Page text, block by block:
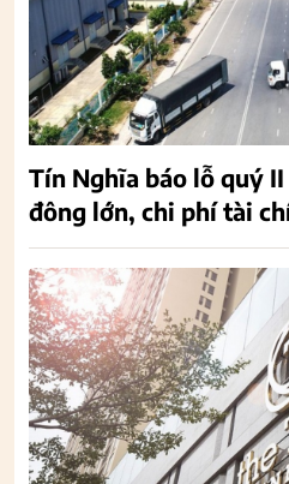
Tín Nghĩa báo lỗ quý
đông lớn, chi phí tài